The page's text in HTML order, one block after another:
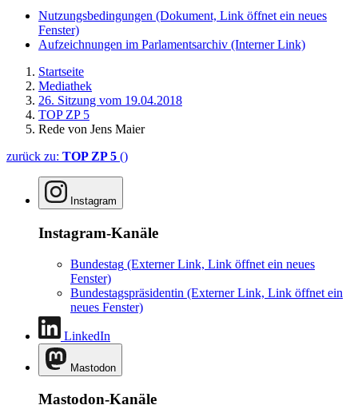
Nutzungsbedingungen (Dokument, Link öffnet ein neues
Fenster)
Aufzeichnungen im Parlamentsarchiv (Interner Link)
Startseite
Mediathek
26. Sitzung vom 19.04.2018
TOP ZP 5
Rede von Jens Maier
zurück zu: TOP ZP 5 ()
Instagram
Instagram-Kanäle
Bundestag (Externer Link, Link öffnet ein neues
Fenster)
Bundestagspräsidentin (Externer Link, Link öffnet ein
neues Fenster)
LinkedIn
Mastodon
Mastodon-Kanäle